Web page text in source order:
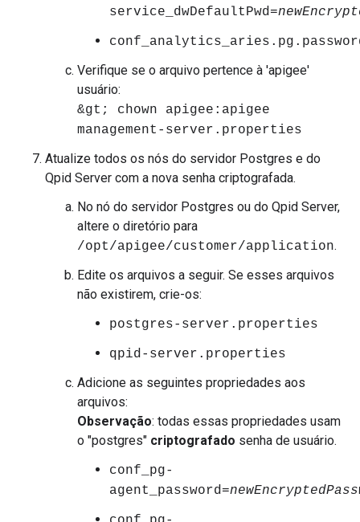
service_dwDefaultPwd=
Verifique se o arquivo pertence à 'apigee'
usuário:
&gt; chown apigee:apigee
management-server.properties
Atualize todos os nós do servidor Postgres e do
Qpid Server com a nova senha criptografada.
No nó do servidor Postgres ou do Qpid Server,
altere o diretório para
/opt/apigee/customer/application.
Edite os arquivos a seguir. Se esses arquivos
não existirem, crie-os:
postgres-server.properties
qpid-server.properties
Adicione as seguintes propriedades aos
arquivos:
Observação: todas essas propriedades usam
o "postgres" criptografado senha de usuário.
conf_pg-
agent_password=